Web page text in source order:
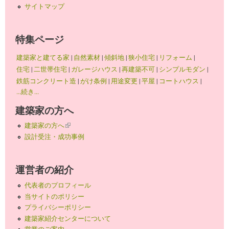
サイトマップ
特集ページ
建築家と建てる家 | 自然素材|傾斜地|狭小住宅| リフォーム |
住宅|二世帯住宅| ガレージハウス |再建築不可| シンプルモダン |
鉄筋コンクリート造 |がけ条例 | 用途変更 |平屋 | コートハウス |
...続き...
建築家の方へ
建築家の方へ(link is external)
設計受注・成功事例
運営者の紹介
代表者のプロフィール
当サイトのポリシー
プライバシーポリシー
建築家紹介センターについて